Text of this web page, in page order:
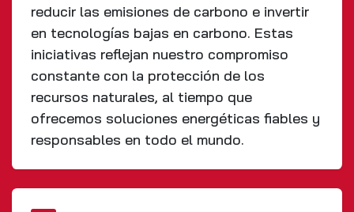
reducir las emisiones de carbono e invertir
en tecnologías bajas en carbono. Estas
iniciativas reflejan nuestro compromiso
constante con la protección de los
recursos naturales, al tiempo que
ofrecemos soluciones energéticas fiables y
responsables en todo el mundo.